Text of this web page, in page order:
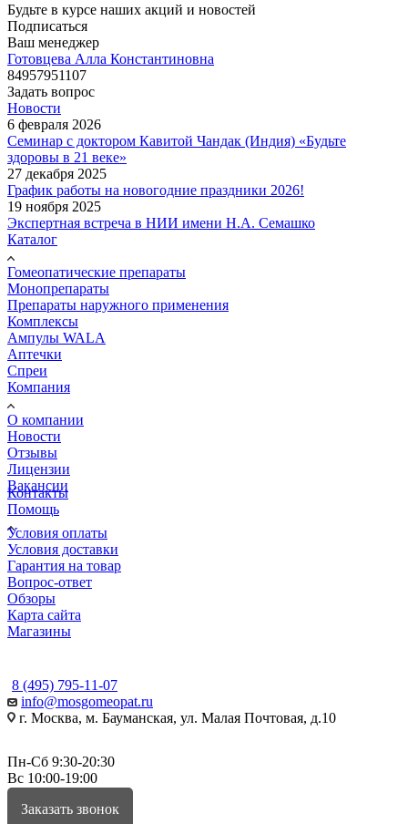
Будьте в курсе наших акций и новостей
Подписаться
Ваш менеджер
Готовцева Алла Константиновна
84957951107
Задать вопрос
Новости
6 февраля 2026
Семинар с доктором Кавитой Чандак (Индия) «Будьте
здоровы в 21 веке»
27 декабря 2025
График работы на новогодние праздники 2026!
19 ноября 2025
Экспертная встреча в НИИ имени Н.А. Семашко
Каталог
Гомеопатические препараты
Монопрепараты
Препараты наружного применения
Комплексы
Ампулы WALA
Аптечки
Спреи
Компания
О компании
Новости
Отзывы
Лицензии
Вакансии
Контакты
Помощь
Условия оплаты
Условия доставки
Гарантия на товар
Вопрос-ответ
Обзоры
Карта сайта
Магазины
8 (495) 795-11-07
info@mosgomeopat.ru
г. Москва, м. Бауманская, ул. Малая Почтовая, д.10
Пн-Сб 9:30-20:30
Вс 10:00-19:00
Заказать звонок